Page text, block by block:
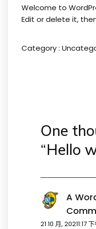
Welcome to
Edit or delete it,
Category :
One
“Hello
A
21 10 月, 20211:17